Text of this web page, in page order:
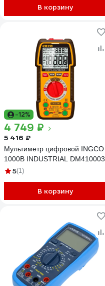
В корзину
-12%
4 749 ₽
5 416 ₽
Мультиметр цифровой INGCO
1000В INDUSTRIAL DM410003
5(1)
В корзину